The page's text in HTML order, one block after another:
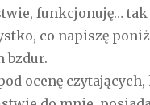
funkcjonuję… tak
co napiszę
bzdur.
ocenę